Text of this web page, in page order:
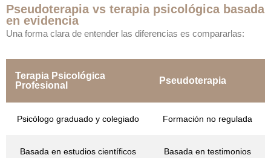
Pseudoterapia vs terapia psicológica basada
en evidencia
Una forma clara de entender las diferencias es compararlas:
Terapia Psicológica
Profesional
Pseudoterapia
Psicólogo graduado y colegiado Formación no regulada
Basada en estudios científicos Basada en testimonios